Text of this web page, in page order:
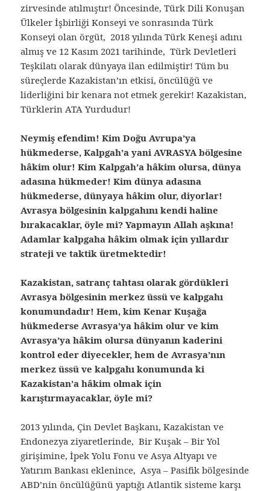
zirvesinde atılmıştır! Öncesinde, Türk Dili Konuşan
Ülkeler İşbirliği Konseyi ve sonrasında Türk
Konseyi olan örgüt, 2018 yılında Türk Keneşi adını
almış ve 12 Kasım 2021 tarihinde, Türk Devletleri
Teşkilatı olarak dünyaya ilan edilmiştir! Tüm bu
süreçlerde Kazakistan’ın etkisi, öncülüğü ve
liderliğini bir kenara not etmek gerekir! Kazakistan,
Türklerin ATA Yurdudur!
Neymiş efendim! Kim Doğu Avrupa’ya
hükmederse, Kalpgah’a yani AVRASYA bölgesine
hâkim olur! Kim Kalpgah’a hâkim olursa, dünya
adasına hükmeder! Kim dünya adasına
hükmederse, dünyaya hâkim olur, diyorlar!
Avrasya bölgesinin kalpgahını kendi haline
bırakacaklar, öyle mi? Yapmayın Allah aşkına!
Adamlar kalpgaha hâkim olmak için yıllardır
strateji ve taktik üretmektedir!
Kazakistan, satranç tahtası olarak gördükleri
Avrasya bölgesinin merkez üssü ve kalpgahı
konumundadır! Hem, kim Kenar Kuşağa
hükmederse Avrasya’ya hâkim olur ve kim
Avrasya’ya hâkim olursa dünyanın kaderini
kontrol eder diyecekler, hem de Avrasya’nın
merkez üssü ve kalpgahı konumunda ki
Kazakistan’a hâkim olmak için
karıştırmayacaklar, öyle mi?
2013 yılında, Çin Devlet Başkanı, Kazakistan ve
Endonezya ziyaretlerinde, Bir Kuşak – Bir Yol
girişimine, İpek Yolu Fonu ve Asya Altyapı ve
Yatırım Bankası eklenince, Asya – Pasifik bölgesinde
ABD’nin öncülüğünü yaptığı Atlantik sisteme karşı